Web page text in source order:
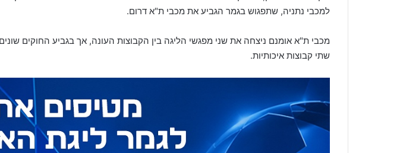
למכבי נתניה, שתפגוש בגמר הגביע את מכבי ת"א דרום.
מכבי ת"א אומנם ניצחה את שני מפגשי הליגה בין הקבוצות העונה, אך בגביע החוקים שונים
שתי קבוצות איכותיות.